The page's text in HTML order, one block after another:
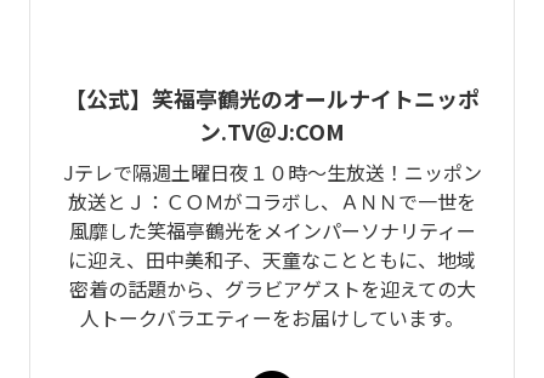
【公式】笑福亭鶴光のオールナイトニッポ
ン.TV＠J:COM
Jテレで隔週土曜日夜１０時～生放送！ニッポン
放送とＪ：ＣＯＭがコラボし、ＡＮＮで一世を
風靡した笑福亭鶴光をメインパーソナリティー
に迎え、田中美和子、天童なことともに、地域
密着の話題から、グラビアゲストを迎えての大
人トークバラエティーをお届けしています。